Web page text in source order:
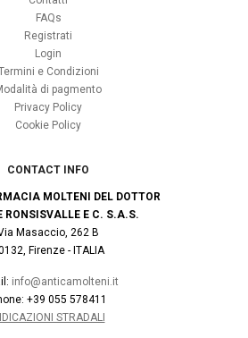
FAQs
Registrati
Login
e Condizioni
di pagmento
Privacy Policy
Cookie Policy
CONTACT INFO
MOLTENI DEL DOTTOR
RONSISVALLE E C. S.A.S.
Masaccio, 262 B
Firenze - ITALIA
info@anticamolteni.it
+39 055 578411
STRADALI